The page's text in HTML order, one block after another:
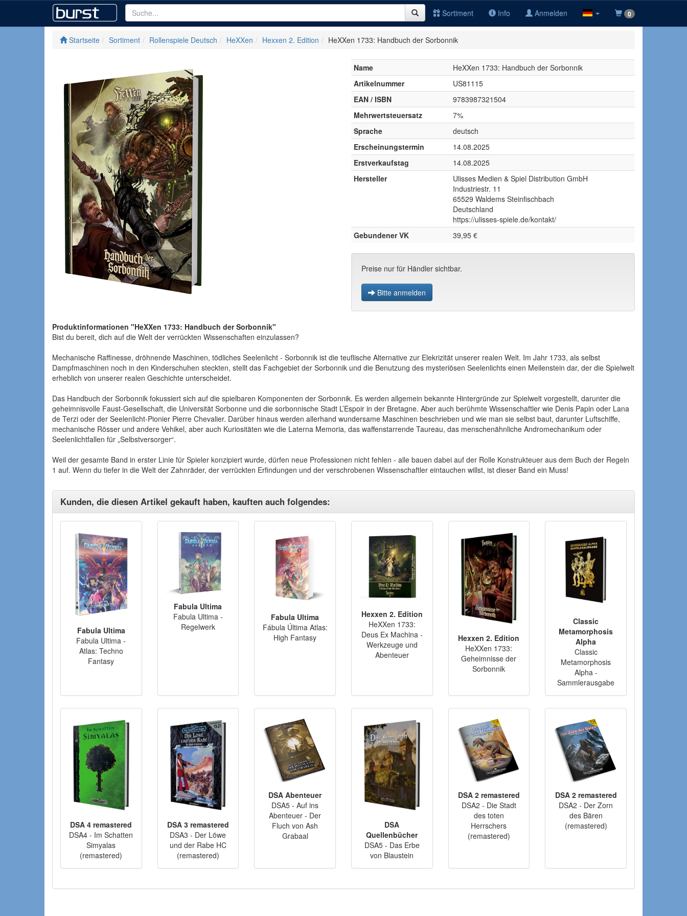
Sortiment Info Anmelden 0
Startseite Sortiment Rollenspiele Deutsch HeXXen Hexxen 2. Edition HeXXen 1733: Handbuch der Sorbonnik
Name
HeXXen 1733: Handbuch der Sorbonnik
Artikelnummer
US81115
EAN / ISBN
9783987321504
Mehrwertsteuersatz
7%
Sprache
deutsch
Erscheinungstermin
14.08.2025
Erstverkaufstag
14.08.2025
Hersteller
Ulisses Medien & Spiel Distribution GmbH
Industriestr. 11
65529 Waldems Steinfischbach
Deutschland
https://ulisses-spiele.de/kontakt/
Gebundener VK
39,95 €
Preise nur für Händler sichtbar.
Bitte anmelden
Produktinformationen "HeXXen 1733: Handbuch der Sorbonnik"
Bist du bereit, dich auf die Welt der verrückten Wissenschaften einzulassen?
Mechanische Raffinesse, dröhnende Maschinen, tödliches Seelenlicht - Sorbonnik ist die teuflische Alternative zur Elekrizität unserer realen Welt. Im Jahr 1733, als selbst
Dampfmaschinen noch in den Kinderschuhen steckten, stellt das Fachgebiet der Sorbonnik und die Benutzung des mysteriösen Seelenlichts einen Meilenstein dar, der die Spielwelt
erheblich von unserer realen Geschichte unterscheidet.
Das Handbuch der Sorbonnik fokussiert sich auf die spielbaren Komponenten der Sorbonnik. Es werden allgemein bekannte Hintergründe zur Spielwelt vorgestellt, darunter die
geheimnisvolle Faust-Gesellschaft, die Universität Sorbonne und die sorbonnische Stadt L’Espoir in der Bretagne. Aber auch berühmte Wissenschaftler wie Denis Papin oder Lana
de Terzi oder der Seelenlicht-Pionier Pierre Chevalier. Darüber hinaus werden allerhand wundersame Maschinen beschrieben und wie man sie selbst baut, darunter Luftschiffe,
mechanische Rösser und andere Vehikel, aber auch Kuriositäten wie die Laterna Memoria, das waffenstarrende Taureau, das menschenähnliche Andromechanikum oder
Seelenlichtfallen für „Selbstversorger“.
Weil der gesamte Band in erster Linie für Spieler konzipiert wurde, dürfen neue Professionen nicht fehlen - alle bauen dabei auf der Rolle Konstrukteuer aus dem Buch der Regeln
1 auf. Wenn du tiefer in die Welt der Zahnräder, der verrückten Erfindungen und der verschrobenen Wissenschaftler eintauchen willst, ist dieser Band ein Muss!
Kunden, die diesen Artikel gekauft haben, kauften auch folgendes:
Fabula Ultima
Fabula Ultima -
Atlas: Techno
Fantasy
Fabula Ultima
Fabula Ultima -
Regelwerk
Fabula Ultima
Fábula Última Atlas:
High Fantasy
Hexxen 2. Edition
HeXXen 1733:
Deus Ex Machina -
Werkzeuge und
Abenteuer
Hexxen 2. Edition
HeXXen 1733:
Geheimnisse der
Sorbonnik
Classic
Metamorphosis
Alpha
Classic
Metamorphosis
Alpha -
Sammlerausgabe
DSA 4 remastered
DSA4 - Im Schatten
Simyalas
(remastered)
DSA 3 remastered
DSA3 - Der Löwe
und der Rabe HC
(remastered)
DSA Abenteuer
DSA5 - Auf ins
Abenteuer - Der
Fluch von Ash
Grabaal
DSA
Quellenbücher
DSA5 - Das Erbe
von Blaustein
DSA 2 remastered
DSA2 - Die Stadt
des toten
Herrschers
(remastered)
DSA 2 remastered
DSA2 - Der Zorn
des Bären
(remastered)